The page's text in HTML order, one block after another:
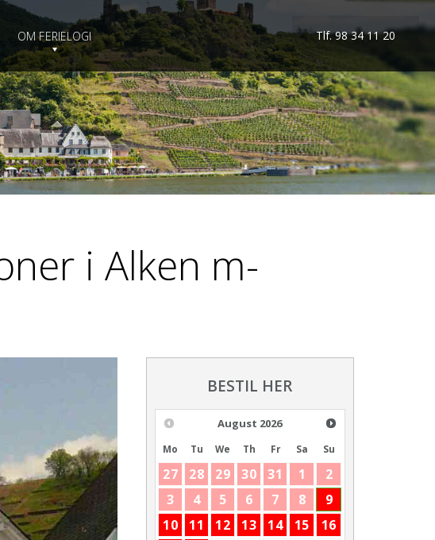
OM FERIELOGI Tlf. 98 34 11 20
i Alken m-
BESTIL HER
August 2026
Mo Tu We Th Fr Sa Su
27 28 29 30 31 1
2
3
4 5 6 7 8
9
10
11 12 13 14 15
16